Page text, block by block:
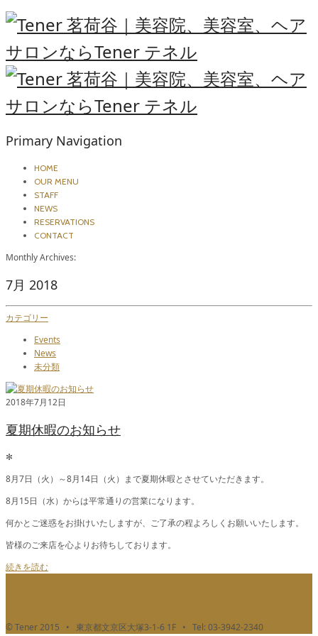
Primary Navigation
HOME
OUR MENU
STAFF
NEWS
RESERVATIONS
CONTACT
Monthly Archives:
7月 2018
カテゴリー
Events
News
未分類
2018年7月12日
夏期休暇のお知らせ
✻
8月7日（火）～8月14日（火）まで夏期休暇とさせていただきます。
8月15日（水）からは平常通りの営業になります。
何かとご迷惑をお掛けいたしますが、ご了承の程よろしくお願いいたします。
皆様のご来店を心よりお待ちしております。
続きを読む
© Tener 2015 • 東京都文京区大塚3-1-6 1F • Tel: 03-3942-2340